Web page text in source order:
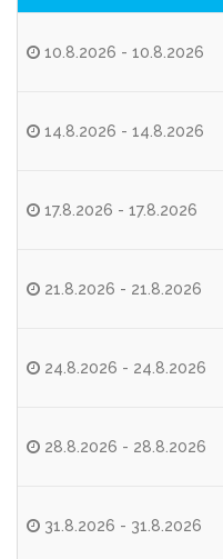
10.8.2026 - 10.8.2026
14.8.2026 - 14.8.2026
17.8.2026 - 17.8.2026
21.8.2026 - 21.8.2026
24.8.2026 - 24.8.2026
28.8.2026 - 28.8.2026
31.8.2026 - 31.8.2026